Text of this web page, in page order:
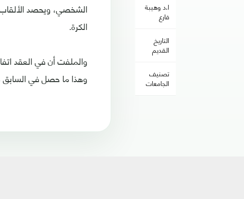
ا.د وهيبة
فارع
التاريخ
القديم
تصنيف
الجامعات
الشخصي، ويحصد الألقاب
الكرة.
والملفت أن في العقد
وهذا ما حصل في السابق